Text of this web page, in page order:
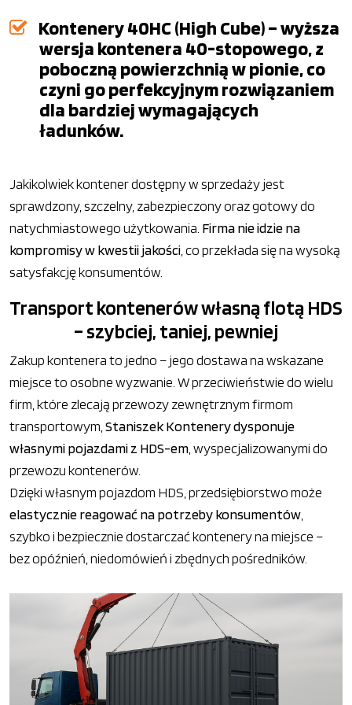
Kontenery 40HC (High Cube) – wyższa
wersja kontenera 40-stopowego, z
poboczną powierzchnią w pionie, co
czyni go perfekcyjnym rozwiązaniem
dla bardziej wymagających
ładunków.
Jakikolwiek kontener dostępny w sprzedaży jest
sprawdzony, szczelny, zabezpieczony oraz gotowy do
natychmiastowego użytkowania. Firma nie idzie na
kompromisy w kwestii jakości , co przekłada się na wysoką
satysfakcję konsumentów.
Transport kontenerów własną flotą HDS
– szybciej, taniej, pewniej
Zakup kontenera to jedno – jego dostawa na wskazane
miejsce to osobne wyzwanie. W przeciwieństwie do wielu
firm, które zlecają przewozy zewnętrznym firmom
transportowym, Staniszek Kontenery dysponuje
własnymi pojazdami z HDS-em , wyspecjalizowanymi do
przewozu kontenerów.
Dzięki własnym pojazdom HDS, przedsiębiorstwo może
elastycznie reagować na potrzeby konsumentów
szybko i bezpiecznie dostarczać kontenery na miejsce –
bez opóźnień, niedomówień i zbędnych pośredników.